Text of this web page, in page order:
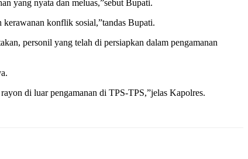
yang nyata dan meluas,”sebut Bupati.
konflik sosial,”tandas Bupati.
personil yang telah di persiapkan dalam pengamanan
di luar pengamanan di TPS-TPS,”jelas Kapolres.